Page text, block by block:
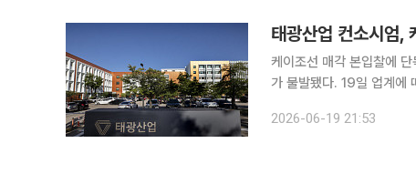
태광산업 컨소시엄,
케이조선 매각 본입찰에
가 불발됐다. 19일 업계에 따르면 케이조선의 매각을 추진하는 연합자산관리(유암코)와 KHI그룹은
2026-06-19 21:53